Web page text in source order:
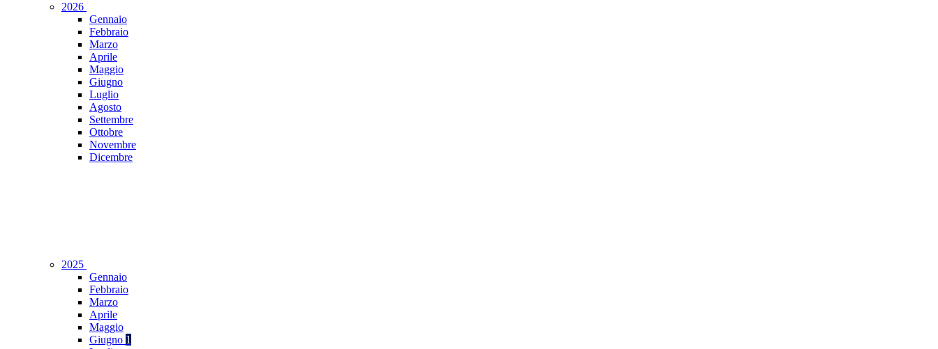
2026
Gennaio
Febbraio
Marzo
Aprile
Maggio
Giugno
Luglio
Agosto
Settembre
Ottobre
Novembre
Dicembre
2025
Gennaio
Febbraio
Marzo
Aprile
Maggio
Giugno 1